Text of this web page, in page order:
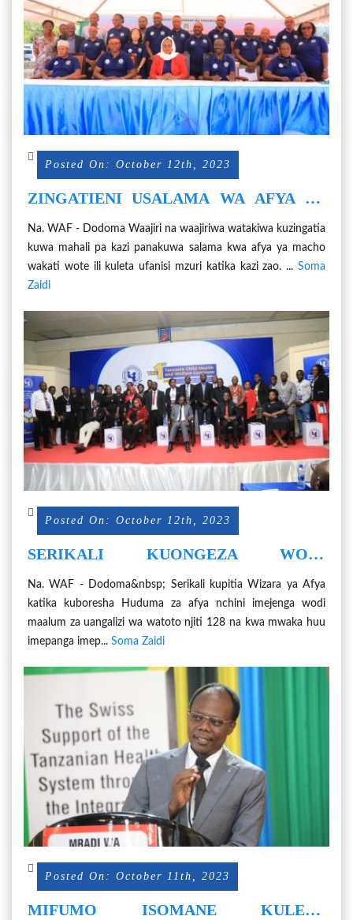
Posted On: October 12th, 2023
ZINGATIENI USALAMA WA AFYA YA
Na. WAF - Dodoma Waajiri na waajiriwa watakiwa kuzingatia
kuwa mahali pa kazi panakuwa salama kwa afya ya macho
wakati wote ili kuleta ufanisi mzuri katika kazi zao. ... Soma
Zaidi
Posted On: October 12th, 2023
SERIKALI KUONGEZA WODI
WATOTO NJITI
Na. WAF - Dodoma&nbsp; Serikali kupitia Wizara ya Afya
katika kuboresha Huduma za afya nchini imejenga wodi
maalum za uangalizi wa watoto njiti 128 na kwa mwaka huu
imepanga imep... Soma Zaidi
Posted On: October 11th, 2023
MIFUMO ISOMANE KULETA